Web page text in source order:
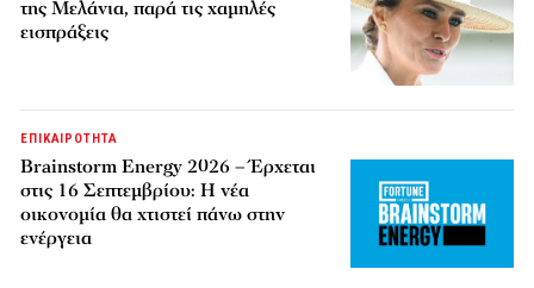
της Μελάνια, παρά τις χαμηλές
εισπράξεις
ΕΠΙΚΑΙΡΟΤΗΤΑ
Brainstorm Energy 2026 – Έρχεται
στις 16 Σεπτεμβρίου: Η νέα
οικονομία θα χτιστεί πάνω στην
ενέργεια